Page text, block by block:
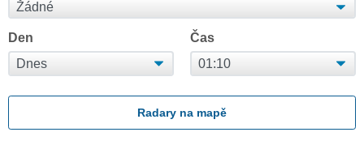
Den Čas
Radary na mapě